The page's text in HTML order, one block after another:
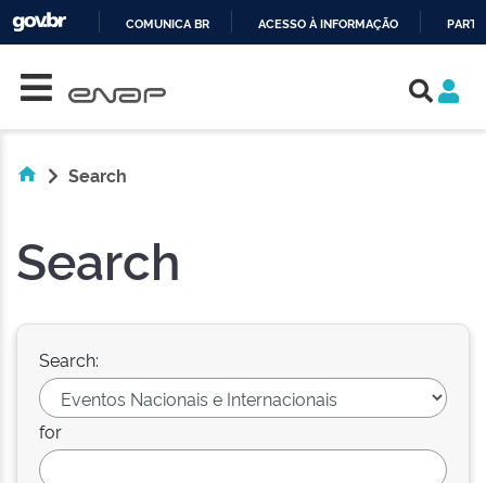
COMUNICA BR ACESSO À INFORMAÇÃO
Search
Search
Search:
for